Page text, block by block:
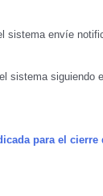
sistema envíe
sistema siguiendo
para el